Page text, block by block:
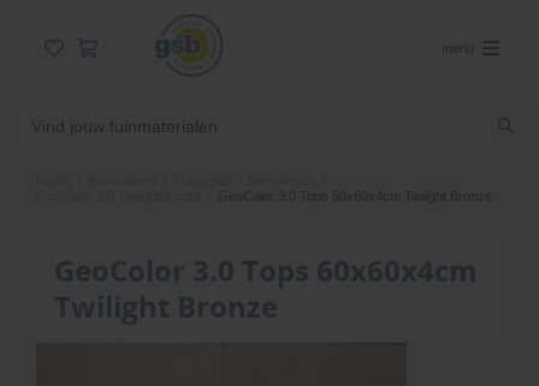
menu
GeoColor 3.0 Tops 60x60x4cm Twilight Bronze